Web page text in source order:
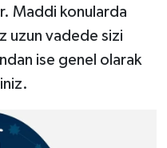
Maddi konularda
uzun vadede sizi
ise genel olarak